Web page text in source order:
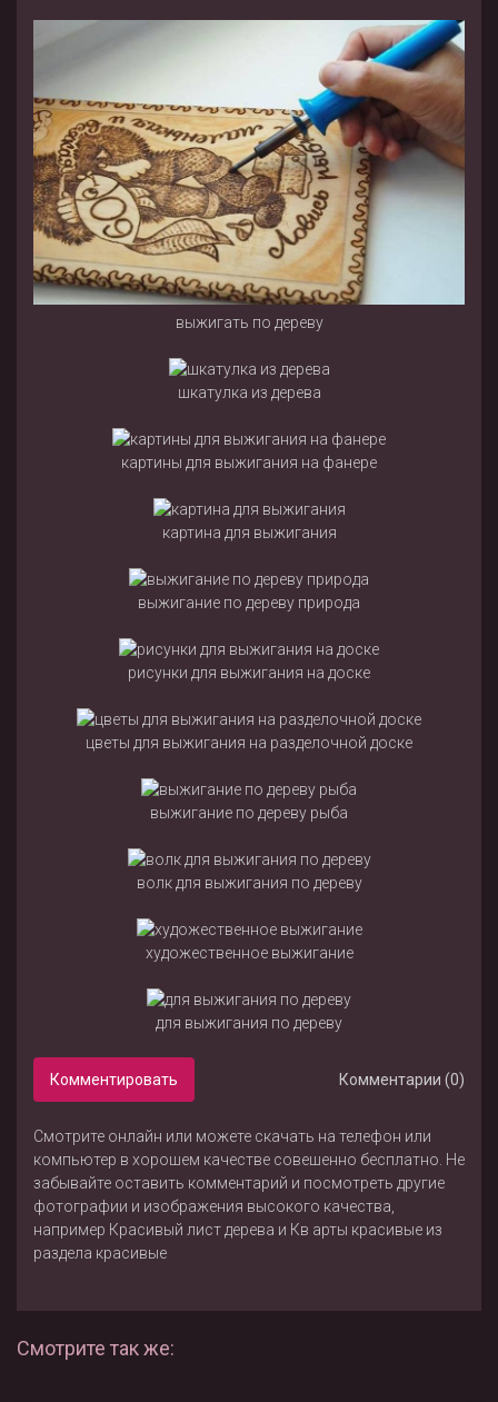
выжигать по дереву
шкатулка из дерева
картины для выжигания на фанере
картина для выжигания
выжигание по дереву природа
рисунки для выжигания на доске
цветы для выжигания на разделочной доске
выжигание по дереву рыба
волк для выжигания по дереву
художественное выжигание
для выжигания по дереву
Комментировать Комментарии (0)
Смотрите онлайн или можете скачать на телефон или
компьютер в хорошем качестве совешенно бесплатно. Не
забывайте оставить комментарий и посмотреть другие
фотографии и изображения высокого качества,
например Красивый лист дерева и Кв арты красивые из
раздела красивые
Смотрите так же: